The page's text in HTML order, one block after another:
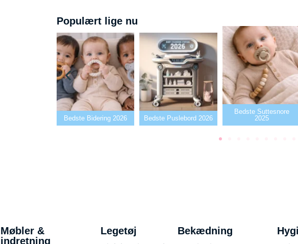
Populært lige nu
Bedste Bidering 2026 Bedste Puslebord 2026
Bedste Suttesnore
2025
Bedste
Møbler &
indretning
Legetøj Bekædning